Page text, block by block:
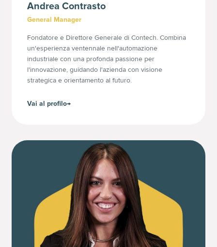
Andrea Contrasto
General Manager
Fondatore e Direttore Generale di Contech. Combina
un'esperienza ventennale nell'automazione
industriale con una profonda passione per
l'innovazione, guidando l'azienda con visione
strategica e orientamento al futuro.
Vai al profilo→